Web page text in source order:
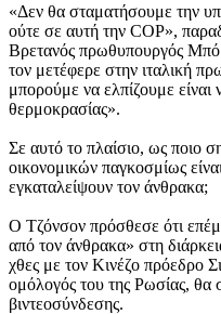
«Δεν θα σταματήσουμε την
ούτε σε αυτή την COP»,
Βρετανός πρωθυπουργός
τον μετέφερε στην ιταλική
μπορούμε να ελπίζουμε
θερμοκρασίας».
Σε αυτό το πλαίσιο, ως ποιο
οικονομικών παγκοσμίως
εγκαταλείψουν τον άνθρακα;
Ο Τζόνσον πρόσθεσε ότι
από τον άνθρακα» στη
χθες με τον Κινέζο πρόεδρο
ομόλογός του της Ρωσίας,
βιντεοσύνδεσης.